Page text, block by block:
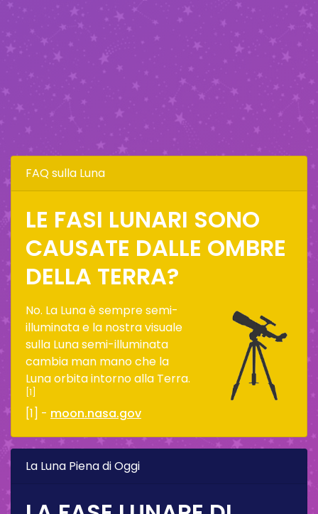
FAQ sulla Luna
LE FASI LUNARI SONO
CAUSATE DALLE OMBRE
DELLA TERRA?
No. La Luna è sempre semi-
illuminata e la nostra visuale
sulla Luna semi-illuminata
cambia man mano che la
Luna orbita intorno alla Terra.
[1]
[1] - moon.nasa.gov
La Luna Piena di Oggi